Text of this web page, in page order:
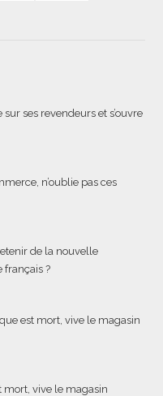
ses revendeurs et s’ouvre
n’oublie pas ces
de la nouvelle
français ?
est mort, vive le magasin
mort, vive le magasin